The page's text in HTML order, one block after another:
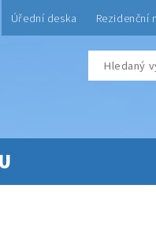
Úřední deska Rezidenční